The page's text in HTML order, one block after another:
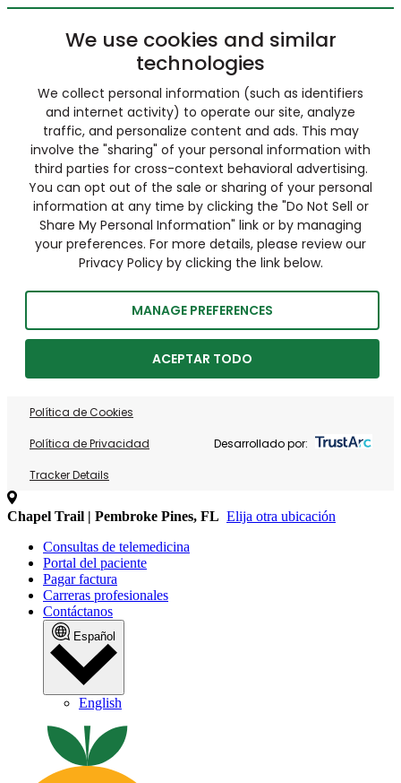
We use cookies and similar
technologies
We collect personal information (such as identifiers
and internet activity) to operate our site, analyze
traffic, and personalize content and ads. This may
involve the "sharing" of your personal information with
third parties for cross-context behavioral advertising.
You can opt out of the sale or sharing of your personal
information at any time by clicking the "Do Not Sell or
Share My Personal Information" link or by managing
your preferences. For more details, please review our
Privacy Policy by clicking the link below.
MANAGE PREFERENCES
ACEPTAR TODO
Política de Cookies
Política de Privacidad
Tracker Details
Desarrollado por:
Chapel Trail | Pembroke Pines, FL Elija otra ubicación
Consultas de telemedicina
Portal del paciente
Pagar factura
Carreras profesionales
Contáctanos
Español
English